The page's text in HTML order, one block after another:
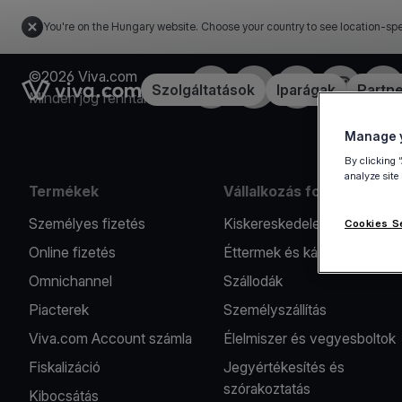
You're on the Hungary website. Choose your country to see location-
Link to the homepageSzolgáltatások Iparágak
©2026 Viva.com
Minden jog fenntartva
FacebookTwitterLinkedInInstagram
Termékek
Személyes fizetés
Online fizetés
Omnichannel
Piacterek
Viva.com Account számla
Fiskalizáció
Kibocsátás
Vállalkozás formák
Kiskereskedelem
Éttermek és kávézók
Szállodák
Személyszállítás
Élelmiszer és vegyesboltok
Jegyértékesítés és
szórakoztatás
Manage
By clicking
analyze
Cookies